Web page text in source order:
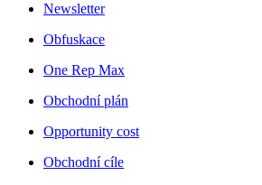
Newsletter
Obfuskace
One Rep Max
Obchodní plán
Opportunity cost
Obchodní cíle